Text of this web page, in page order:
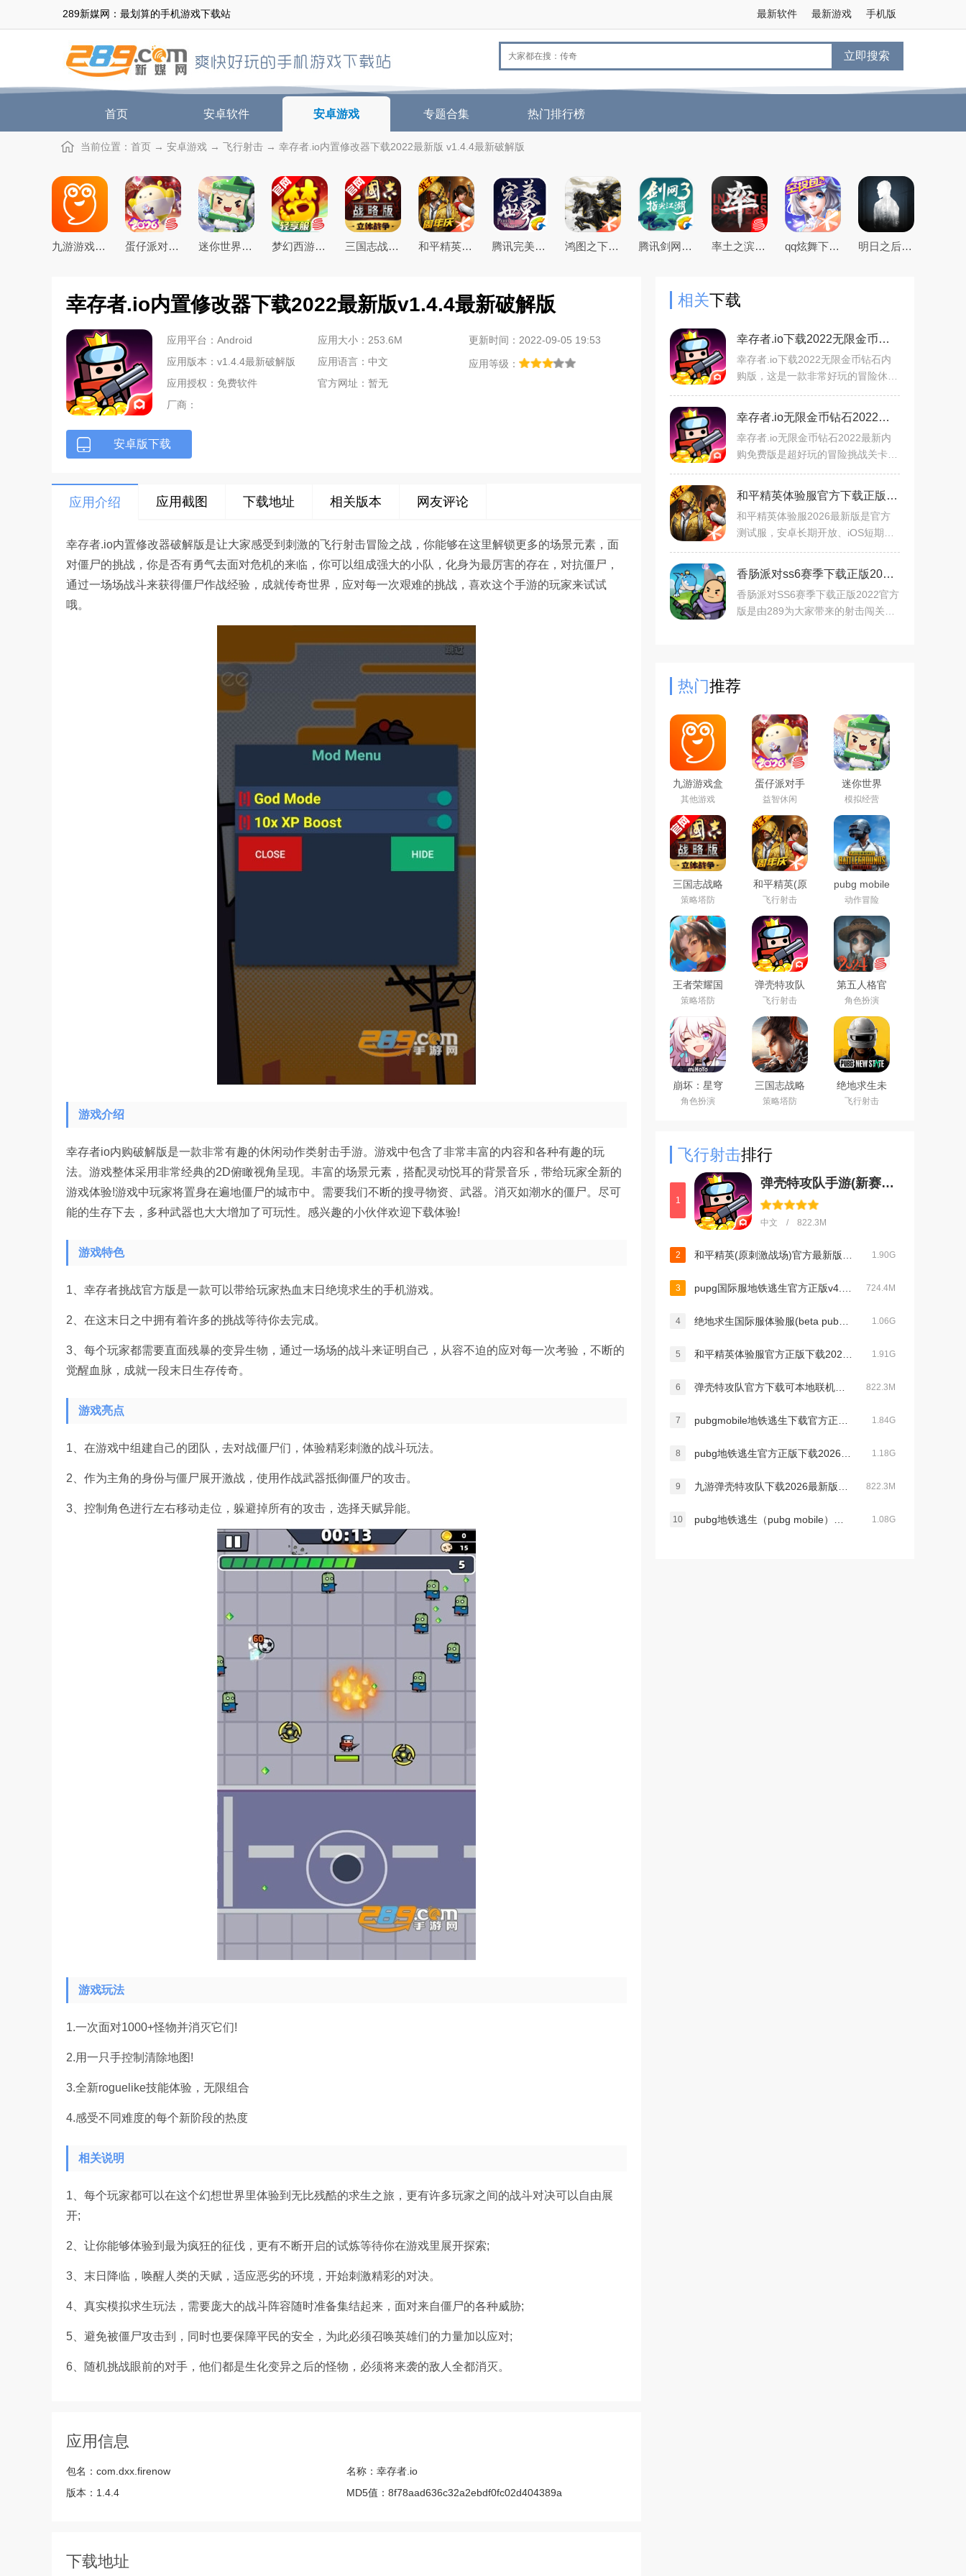
289新媒网：最划算的手机游戏下载站 手机版
最新游戏
最新软件
立即搜索
首页 安卓软件 安卓游戏 专题合集 热门排行榜
当前位置： 首页 → 安卓游戏 → 飞行射击 → 幸存者.io内置修改器下载2022最新版 v1.4.4最新破解版
九游游戏盒子app2026最新版 蛋仔派对手游(猫和老鼠联动返场)下载官方正版 迷你世界2026最新官方版 梦幻西游手游下载2026最新版 三国志战略版2026官方最新版 和平精英(原刺激战场)官方最新版 腾讯完美世界手游 鸿图之下腾讯游戏正式版 腾讯剑网3指尖江湖手游 率土之滨手游下载2026最新版本 qq炫舞下载2026最新版 明日之后官方手游版
幸存者.io内置修改器下载2022最新版v1.4.4最新破解版
应用平台：Android 应用大小：253.6M
更新时间：2022-09-05 19:53
应用版本：v1.4.4最新破解版
应用语言：中文
应用等级：
应用授权：免费软件
官方网址：暂无
厂商：
安卓版下载
应用介绍 应用截图 下载地址 相关版本 网友评论
幸存者.io内置修改器破解版是让大家感受到刺激的飞行射击冒险之战，你能够在这里解锁更多的场景元素，面
对僵尸的挑战，你是否有勇气去面对危机的来临，你可以组成强大的小队，化身为最厉害的存在，对抗僵尸，
通过一场场战斗来获得僵尸作战经验，成就传奇世界，应对每一次艰难的挑战，喜欢这个手游的玩家来试试
哦。
游戏介绍
幸存者io内购破解版是一款非常有趣的休闲动作类射击手游。游戏中包含了非常丰富的内容和各种有趣的玩
法。游戏整体采用非常经典的2D俯瞰视角呈现。丰富的场景元素，搭配灵动悦耳的背景音乐，带给玩家全新的
游戏体验!游戏中玩家将置身在遍地僵尸的城市中。需要我们不断的搜寻物资、武器。消灭如潮水的僵尸。尽可
能的生存下去，多种武器也大大增加了可玩性。感兴趣的小伙伴欢迎下载体验!
游戏特色
1、幸存者挑战官方版是一款可以带给玩家热血末日绝境求生的手机游戏。
2、在这末日之中拥有着许多的挑战等待你去完成。
3、每个玩家都需要直面残暴的变异生物，通过一场场的战斗来证明自己，从容不迫的应对每一次考验，不断的
觉醒血脉，成就一段末日生存传奇。
游戏亮点
1、在游戏中组建自己的团队，去对战僵尸们，体验精彩刺激的战斗玩法。
2、作为主角的身份与僵尸展开激战，使用作战武器抵御僵尸的攻击。
3、控制角色进行左右移动走位，躲避掉所有的攻击，选择天赋异能。
游戏玩法
1.一次面对1000+怪物并消灭它们!
2.用一只手控制清除地图!
3.全新roguelike技能体验，无限组合
4.感受不同难度的每个新阶段的热度
相关说明
1、每个玩家都可以在这个幻想世界里体验到无比残酷的求生之旅，更有许多玩家之间的战斗对决可以自由展
开;
2、让你能够体验到最为疯狂的征伐，更有不断开启的试炼等待你在游戏里展开探索;
3、末日降临，唤醒人类的天赋，适应恶劣的环境，开始刺激精彩的对决。
4、真实模拟求生玩法，需要庞大的战斗阵容随时准备集结起来，面对来自僵尸的各种威胁;
5、避免被僵尸攻击到，同时也要保障平民的安全，为此必须召唤英雄们的力量加以应对;
6、随机挑战眼前的对手，他们都是生化变异之后的怪物，必须将来袭的敌人全都消灭。
应用信息
包名： com.dxx.firenow 名称： 幸存者.io
版本： 1.4.4 MD5值： 8f78aad636c32a2ebdf0fc02d404389a
下载地址
相关下载
幸存者.io下载2022无限金币钻石内购版v1.3.12安卓版
幸存者.io下载2022无限金币钻石内
购版，这是一款非常好玩的冒险休闲
的武器和各种卡通的画风你都是可以
进行体验的，里面的很多的
幸存者.io无限金币钻石2022最新内购免费版v1.4.4最新破解版
幸存者.io无限金币钻石2022最新内
购免费版是超好玩的冒险挑战关卡类
具，面对僵尸的攻击玩家需要想到办
法去解决问题，超多欢乐的
和平精英体验服官方下载正版2026最新版v1.36.8安卓试玩版
和平精英体验服2026最新版是官方
测试服，安卓长期开放、iOS短期开
训练、经典PVP模式、24V24夺旗战
场（陆空载具兵种）。支持第一
香肠派对ss6赛季下载正版2024官方版v16.48暴走吧恐龙版
香肠派对SS6赛季下载正版2022官方
版是由289为大家带来的射击闯关类
热门推荐
九游游戏盒
子app2026
最新版
其他游戏
蛋仔派对手
游(猫和老鼠
联动返场)下
载官方正版
益智休闲
迷你世界
2026最新官
方版
模拟经营
三国志战略
版2026官方
最新版
策略塔防
和平精英(原
刺激战场)官
方最新版
飞行射击
pubg mobile
绝地求生国
际服官方下
载2026最新
版本
动作冒险
王者荣耀国
际服下载
2026官方手
机版
（Honor of
Kings）
策略塔防
弹壳特攻队
手游(新赛
季)下载
2026最新版
飞行射击
第五人格官
服网易安卓
客户端
角色扮演
崩坏：星穹
铁道官方手
游下载安卓
角色扮演
三国志战略
版安卓灵犀
客户端3D最
策略塔防
绝地求生未
来之役手游
国际服下载
飞行射击
飞行射击排行
1
弹壳特攻队手游(新赛季)下载2026最新版v4.6.2官方版
中文 / 822.3M
2 1.90G
3 724.4M
4 1.06G
5 1.91G
6 822.3M
7 1.84G
8 1.18G
9 822.3M
10 1.08G